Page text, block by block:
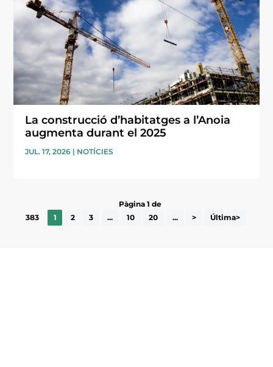
La construcció d’habitatges a l’Anoia
augmenta durant el 2025
JUL. 17, 2026 | NOTÍCIES
Pàgina 1 de
383
1 2 3 ... 10 20 ... > Última>